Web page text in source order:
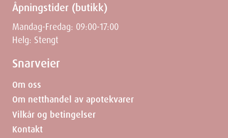
Åpningstider (butikk)
Mandag-Fredag: 09:00-17:00
Helg: Stengt
Snarveier
Om oss
Om netthandel av apotekvarer
Vilkår og betingelser
Kontakt